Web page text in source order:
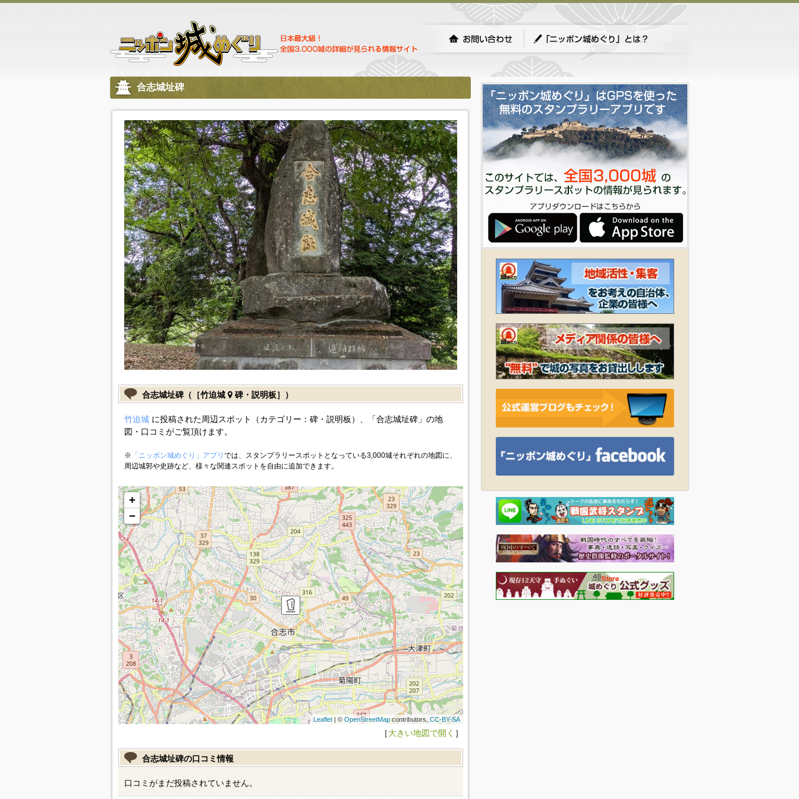
合志城址碑
合志城址碑（［竹迫城 碑・説明板］）
竹迫城に投稿された周辺スポット（カテゴリー：碑・説明板）、「合志城址碑」の地
図・口コミがご覧頂けます。
※ 「ニッポン城めぐり」アプリ では、スタンプラリースポットとなっている3,000城それぞれの地図に、
周辺城郭や史跡など、様々な関連スポットを自由に追加できます。
+
−
Leaflet| © OpenStreetMapcontributors, CC-BY-SA
［大きい地図で開く ］
合志城址碑の口コミ情報
口コミがまだ投稿されていません。